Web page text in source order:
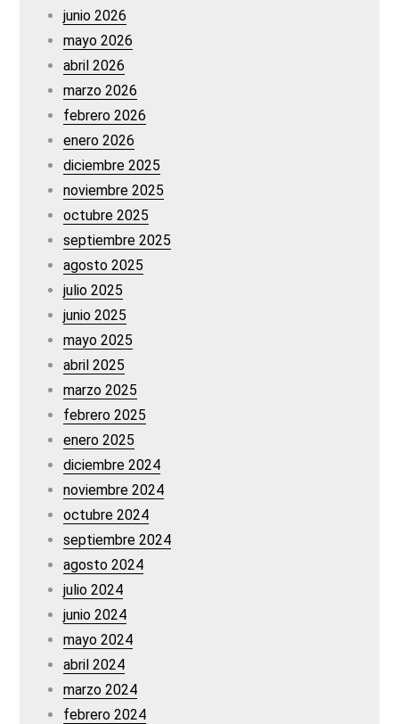
junio 2026
mayo 2026
abril 2026
marzo 2026
febrero 2026
enero 2026
diciembre 2025
noviembre 2025
octubre 2025
septiembre 2025
agosto 2025
julio 2025
junio 2025
mayo 2025
abril 2025
marzo 2025
febrero 2025
enero 2025
diciembre 2024
noviembre 2024
octubre 2024
septiembre 2024
agosto 2024
julio 2024
junio 2024
mayo 2024
abril 2024
marzo 2024
febrero 2024